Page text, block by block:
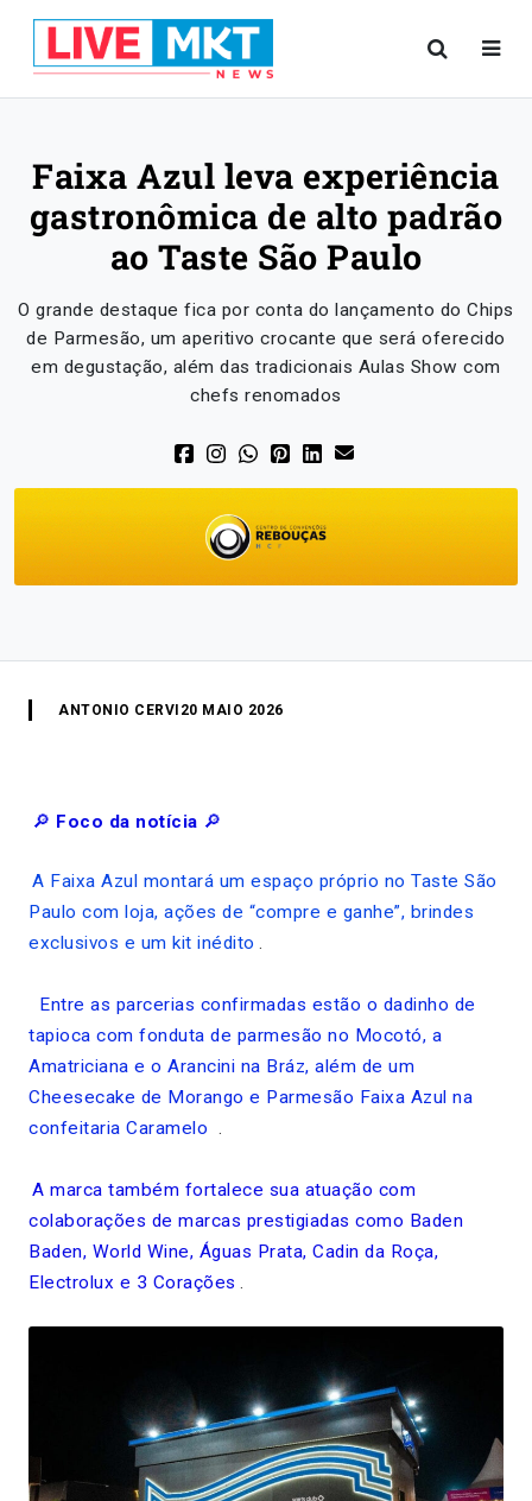
Faixa Azul leva experiência
gastronômica de alto padrão
ao Taste São Paulo
O grande destaque fica por conta do lançamento do Chips
de Parmesão, um aperitivo crocante que será oferecido
em degustação, além das tradicionais Aulas Show com
chefs renomados
ANTONIO CERVI 20 MAIO 2026
🔎 Foco da notícia 🔎
A Faixa Azul montará um espaço próprio no Taste São
Paulo com loja, ações de “compre e ganhe”, brindes
exclusivos e um kit inédito .
Entre as parcerias confirmadas estão o dadinho de
tapioca com fonduta de parmesão no Mocotó, a
Amatriciana e o Arancini na Bráz, além de um
Cheesecake de Morango e Parmesão Faixa Azul na
confeitaria Caramelo .
A marca também fortalece sua atuação com
colaborações de marcas prestigiadas como Baden
Baden, World Wine, Águas Prata, Cadin da Roça,
Electrolux e 3 Corações .